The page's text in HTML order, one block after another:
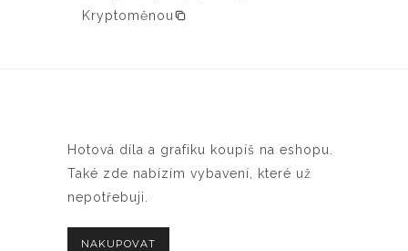
Kryptoměnou
Hotová díla a grafiku koupíš na eshopu.
Také zde nabízím vybavení, které už
nepotřebuji.
NAKUPOVAT